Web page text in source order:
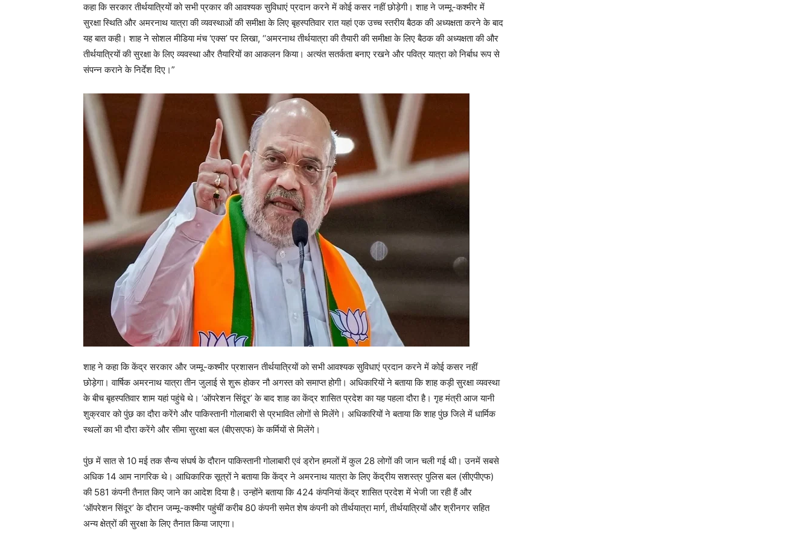
कहा कि सरकार तीर्थयात्रियों को सभी प्रकार की आवश्यक सुविधाएं प्रदान करने में कोई कसर नहीं छोड़ेगी। शाह ने जम्मू-कश्मीर में
सुरक्षा स्थिति और अमरनाथ यात्रा की व्यवस्थाओं की समीक्षा के लिए बृहस्पतिवार रात यहां एक उच्च स्तरीय बैठक की अध्यक्षता करने के बाद
यह बात कही। शाह ने सोशल मीडिया मंच ‘एक्स’ पर लिखा, ‘‘अमरनाथ तीर्थयात्रा की तैयारी की समीक्षा के लिए बैठक की अध्यक्षता की और
तीर्थयात्रियों की सुरक्षा के लिए व्यवस्था और तैयारियों का आकलन किया। अत्यंत सतर्कता बनाए रखने और पवित्र यात्रा को निर्बाध रूप से
संपन्न कराने के निर्देश दिए।”
शाह ने कहा कि केंद्र सरकार और जम्मू-कश्मीर प्रशासन तीर्थयात्रियों को सभी आवश्यक सुविधाएं प्रदान करने में कोई कसर नहीं
छोड़ेगा। वार्षिक अमरनाथ यात्रा तीन जुलाई से शुरू होकर नौ अगस्त को समाप्त होगी। अधिकारियों ने बताया कि शाह कड़ी सुरक्षा व्यवस्था
के बीच बृहस्पतिवार शाम यहां पहुंचे थे। ‘ऑपरेशन सिंदूर’ के बाद शाह का केंद्र शासित प्रदेश का यह पहला दौरा है। गृह मंत्री आज यानी
शुक्रवार को पुंछ का दौरा करेंगे और पाकिस्तानी गोलाबारी से प्रभावित लोगों से मिलेंगे। अधिकारियों ने बताया कि शाह पुंछ जिले में धार्मिक
स्थलों का भी दौरा करेंगे और सीमा सुरक्षा बल (बीएसएफ) के कर्मियों से मिलेंगे।
पुंछ में सात से 10 मई तक सैन्य संघर्ष के दौरान पाकिस्तानी गोलाबारी एवं ड्रोन हमलों में कुल 28 लोगों की जान चली गई थी। उनमें सबसे
अधिक 14 आम नागरिक थे। आधिकारिक सूत्रों ने बताया कि केंद्र ने अमरनाथ यात्रा के लिए केंद्रीय सशस्त्र पुलिस बल (सीएपीएफ)
की 581 कंपनी तैनात किए जाने का आदेश दिया है। उन्होंने बताया कि 424 कंपनियां केंद्र शासित प्रदेश में भेजी जा रही हैं और
‘ऑपरेशन सिंदूर’ के दौरान जम्मू-कश्मीर पहुंचीं करीब 80 कंपनी समेत शेष कंपनी को तीर्थयात्रा मार्ग, तीर्थयात्रियों और श्रीनगर सहित
अन्य क्षेत्रों की सुरक्षा के लिए तैनात किया जाएगा।